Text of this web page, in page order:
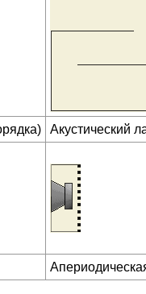
Акустический